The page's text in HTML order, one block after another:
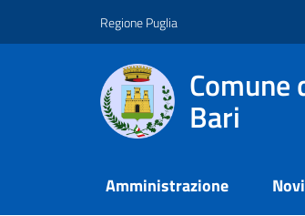
Regione Puglia
Comune
Bari
Amministrazione